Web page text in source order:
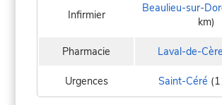
Infirmier Beaulieu-sur-
km)
Pharmacie Laval-de-Cère
Urgences Saint-Céré